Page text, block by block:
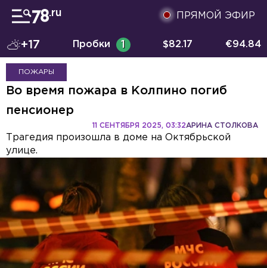
ПРЯМОЙ ЭФИР
+17 Пробки 1 $82.17 €94.84
ПОЖАРЫ
Во время пожара в Колпино погиб
пенсионер
АРИНА СТОЛКОВА
11 СЕНТЯБРЯ 2025, 03:32
Трагедия произошла в доме на Октябрьской
улице.